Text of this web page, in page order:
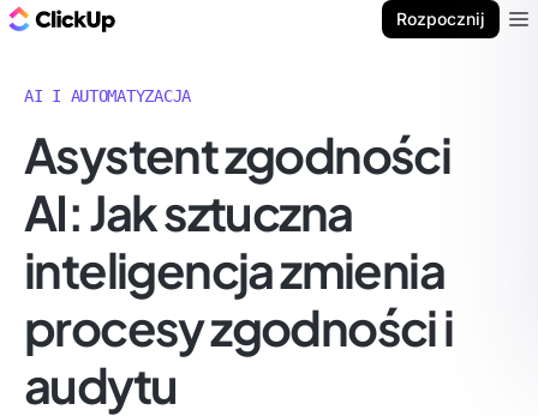
Rozpocznij
AI I AUTOMATYZACJA
Asystent zgodności
AI: Jak sztuczna
inteligencja zmienia
procesy zgodności i
audytu